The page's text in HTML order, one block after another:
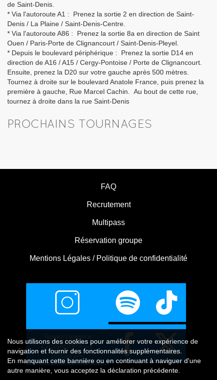
de Saint-Denis.
* Via l'autoroute A1 : Prenez la sortie 2 en direction de Saint-
Denis / La Plaine / Saint-Denis-Centre.
* Via l'autoroute A86 : Prenez la sortie 8a en direction de Saint
Ouen / Paris-Porte de Clignancourt / Saint-Denis-Pleyel.
* Depuis le boulevard périphérique : Prenez la sortie D14 en
direction de A16 / A15 / Cergy-Pontoise / Porte de Clignancourt.
Ensuite, prenez la D20 sur votre gauche après 500 mètres.
Tournez à droite sur le boulevard Anatole France, puis prenez la
première à gauche, Rue Marcel Cachin. Au bout de cette rue,
tournez à droite dans la rue Saint-Denis
PROCHAINS TOURNAGES
FAQ
Recrutement
Multipass
Réservation groupe
Mentions Légales / Politique de confidentialité
Suivez l'agence
CASSANDRA sur
Instagram
Nous utilisons des cookies pour améliorer votre expérience de
navigation et fournir des fonctionnalités supplémentaires.
En manquant cette bannière ou en continuant à naviguer d'une
autre manière, vous acceptez la déclaration précédente.